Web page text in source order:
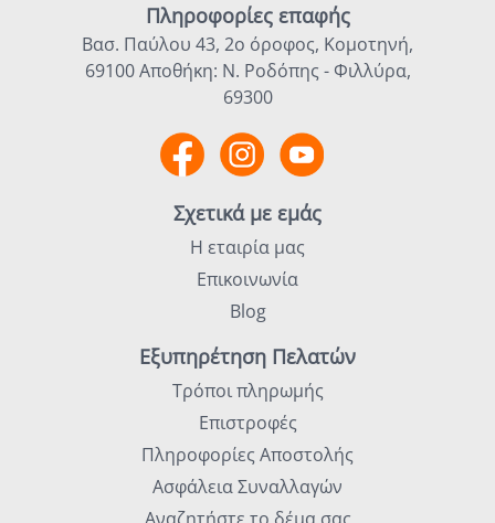
Πληροφορίες επαφής
Βασ. Παύλου 43, 2ο όροφος, Κομοτηνή,
69100 Αποθήκη: Ν. Ροδόπης - Φιλλύρα,
69300
Σχετικά με εμάς
Η εταιρία μας
Επικοινωνία
Blog
Εξυπηρέτηση Πελατών
Τρόποι πληρωμής
Επιστροφές
Πληροφορίες Αποστολής
Ασφάλεια Συναλλαγών
Αναζητήστε το δέμα σας